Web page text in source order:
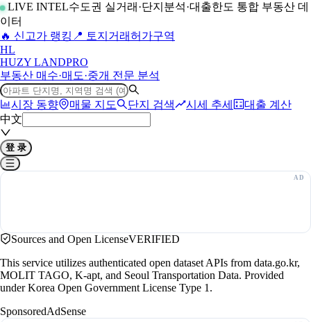
LIVE INTEL수도권 실거래·단지분석·대출한도 통합 부동산 데
이터
🔥 신고가 랭킹 📍 토지거래허가구역
HL
HUZY LANDPRO
부동산 매수·매도·중개 전문 분석
시장 동향 매물 지도 단지 검색 시세 추세
대출 계산
中文
登 录
Sources and Open LicenseVERIFIED
This service utilizes authenticated open dataset APIs from data.go.kr,
MOLIT TAGO, K-apt, and Seoul Transportation Data. Provided
under Korea Open Government License Type 1.
SponsoredAdSense